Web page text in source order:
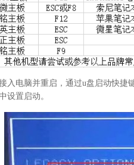
入电脑并重启，通过u盘启动快捷
设置启动。